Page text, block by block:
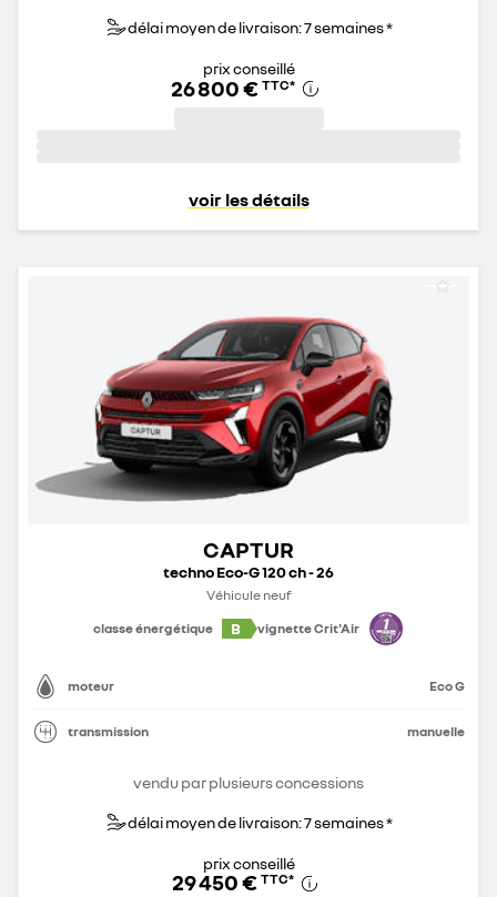
délai moyen de livraison: 7 semaines *
prix conseillé
26 800 € TTC*
voir les détails
CAPTUR
techno Eco-G 120 ch - 26
Véhicule neuf
classe énergétique
B vignette Crit'Air
moteur Eco G
transmission manuelle
vendu par plusieurs concessions
délai moyen de livraison: 7 semaines *
prix conseillé
29 450 € TTC*